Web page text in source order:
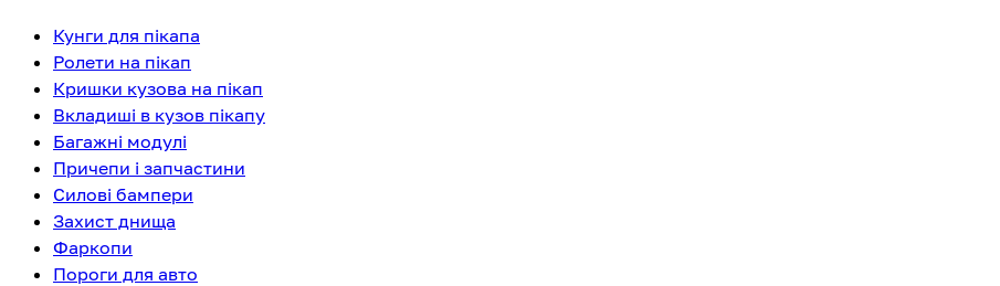
Кунги для пікапа
Ролети на пікап
Кришки кузова на пікап
Вкладиші в кузов пікапу
Багажні модулі
Причепи і запчастини
Силові бампери
Захист днища
Фаркопи
Пороги для авто